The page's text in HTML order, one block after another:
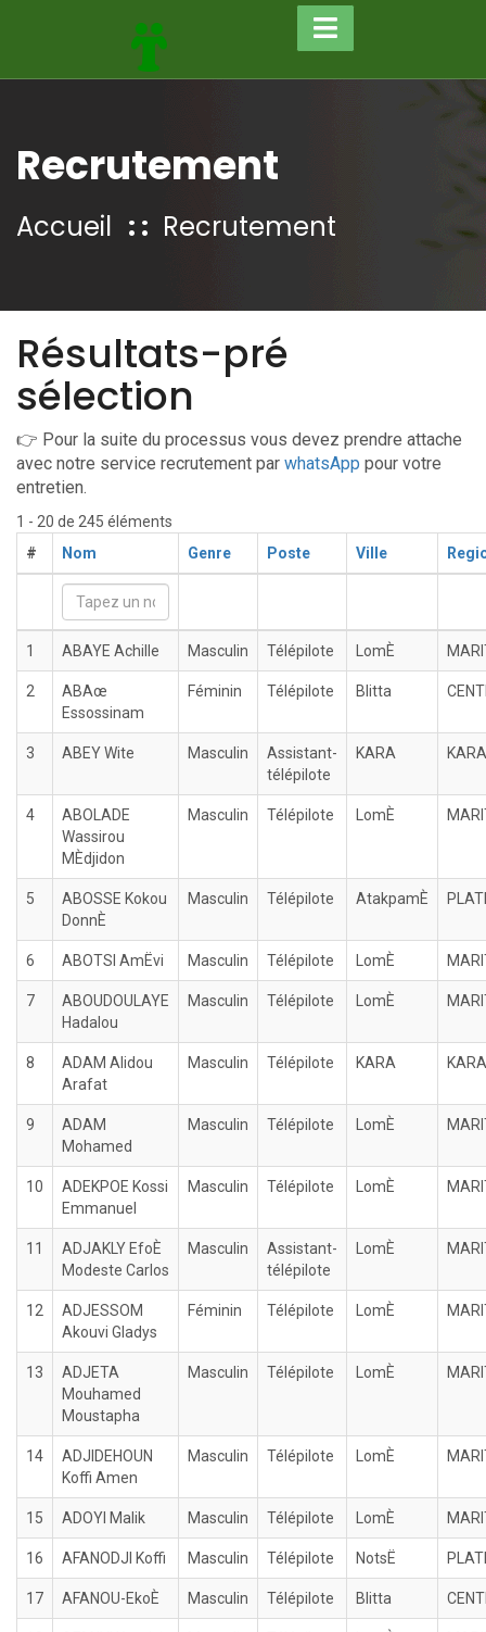
Recrutement
Accueil Recrutement
Résultats-pré
sélection
👉 Pour la suite du processus vous devez prendre attache
avec notre service recrutement par whatsApp pour votre
entretien.
1 - 20 de 245 éléments
#
Nom Genre Poste Ville
1 ABAYE Achille Masculin Télépilote LomÈ
2
ABAœ
Essossinam
Féminin Télépilote Blitta
3 ABEY Wite Masculin
Assistant-
télépilote
KARA KARA
4
ABOLADE
Wassirou
MÈdjidon
Masculin Télépilote LomÈ
5
ABOSSE Kokou
DonnÈ
Masculin Télépilote AtakpamÈ
6 ABOTSI AmËvi Masculin Télépilote LomÈ
7
ABOUDOULAYE
Hadalou
Masculin Télépilote LomÈ
8
ADAM Alidou
Arafat
Masculin Télépilote KARA KARA
9
ADAM
Mohamed
Masculin Télépilote LomÈ
10
ADEKPOE Kossi
Emmanuel
Masculin Télépilote LomÈ
11
ADJAKLY EfoÈ
Modeste Carlos
Masculin
Assistant-
télépilote
LomÈ
12
ADJESSOM
Akouvi Gladys
Féminin Télépilote LomÈ
13
ADJETA
Mouhamed
Moustapha
Masculin Télépilote LomÈ
14
ADJIDEHOUN
Koffi Amen
Masculin Télépilote LomÈ
15 ADOYI Malik Masculin Télépilote LomÈ
16 AFANODJI Koffi Masculin Télépilote NotsË
17 AFANOU-EkoÈ Masculin Télépilote Blitta